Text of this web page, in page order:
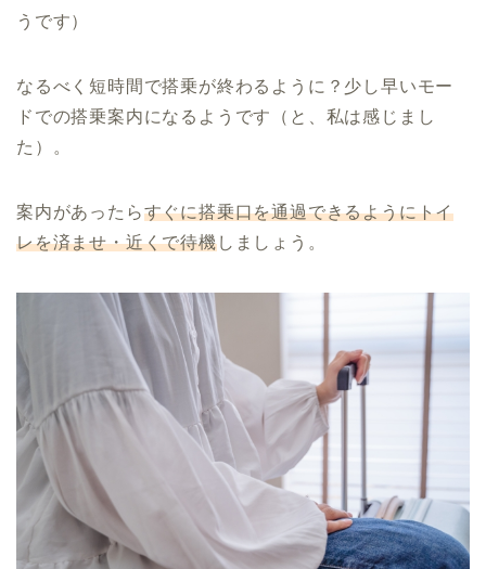
うです）
なるべく短時間で搭乗が終わるように？少し早いモー
ドでの搭乗案内になるようです（と、私は感じまし
た）。
案内があったらすぐに搭乗口を通過できるようにトイ
レを済ませ・近くで待機しましょう。